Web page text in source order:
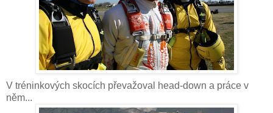
V tréninkových skocích převažoval head-down a práce v
něm...